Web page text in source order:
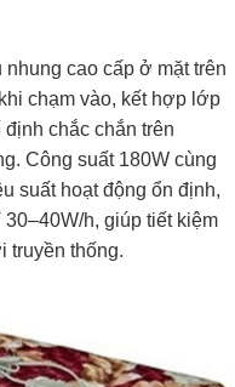
cao cấp ở mặt trên
chạm vào, kết hợp lớp
chắc chắn trên
Công suất 180W cùng
suất hoạt động ổn định,
h, giúp tiết kiệm
truyền thống.